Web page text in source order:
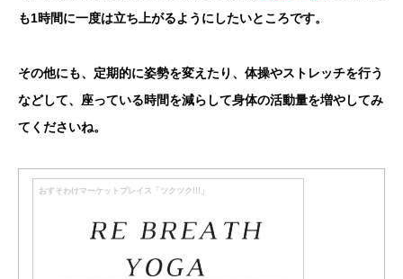
も1時間に一度は立ち上がるようにしたいところです。
その他にも、定期的に姿勢を変えたり、体操やストレッチを行う
などして、座っている時間を減らして身体の活動量を増やしてみ
てくださいね。
おすそわけマーケットプレイス「ツクツク!!!」